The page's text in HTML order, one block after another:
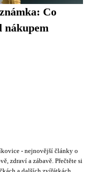
Co
nákupem
- nejnovější články o
zdraví a zábavě. Přečtěte si